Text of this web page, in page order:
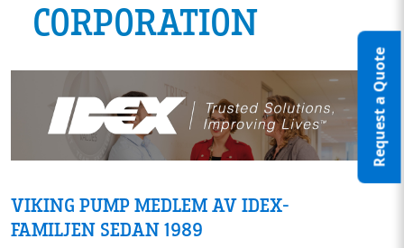
Request a Quote
CORPORATION
Image
VIKING PUMP MEDLEM AV IDEX-
FAMILJEN SEDAN 1989